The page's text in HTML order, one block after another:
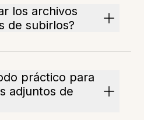
los archivos
de subirlos?
práctico para
adjuntos de